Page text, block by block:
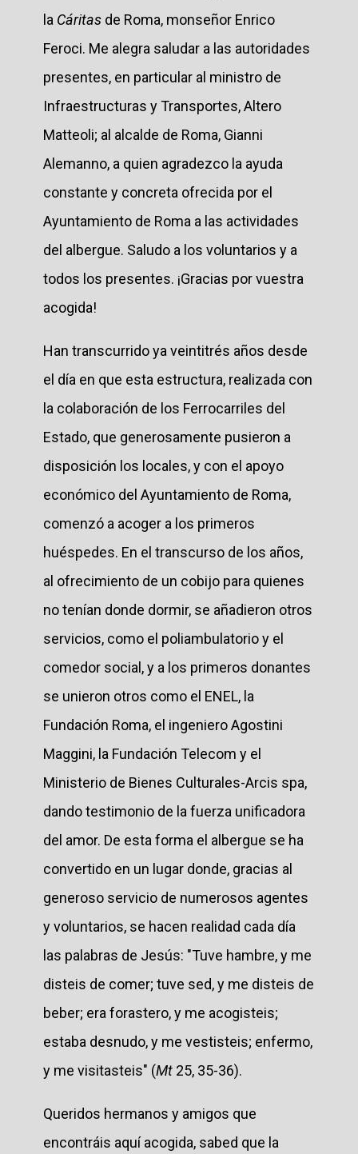
la Cáritas de Roma, monseñor Enrico
Feroci. Me alegra saludar a las autoridades
presentes, en particular al ministro de
Infraestructuras y Transportes, Altero
Matteoli; al alcalde de Roma, Gianni
Alemanno, a quien agradezco la ayuda
constante y concreta ofrecida por el
Ayuntamiento de Roma a las actividades
del albergue. Saludo a los voluntarios y a
todos los presentes. ¡Gracias por vuestra
acogida!
Han transcurrido ya veintitrés años desde
el día en que esta estructura, realizada con
la colaboración de los Ferrocarriles del
Estado, que generosamente pusieron a
disposición los locales, y con el apoyo
económico del Ayuntamiento de Roma,
comenzó a acoger a los primeros
huéspedes. En el transcurso de los años,
al ofrecimiento de un cobijo para quienes
no tenían donde dormir, se añadieron otros
servicios, como el poliambulatorio y el
comedor social, y a los primeros donantes
se unieron otros como el ENEL, la
Fundación Roma, el ingeniero Agostini
Maggini, la Fundación Telecom y el
Ministerio de Bienes Culturales-Arcis spa,
dando testimonio de la fuerza unificadora
del amor. De esta forma el albergue se ha
convertido en un lugar donde, gracias al
generoso servicio de numerosos agentes
y voluntarios, se hacen realidad cada día
las palabras de Jesús: "Tuve hambre, y me
disteis de comer; tuve sed, y me disteis de
beber; era forastero, y me acogisteis;
estaba desnudo, y me vestisteis; enfermo,
y me visitasteis" (Mt 25, 35-36).
Queridos hermanos y amigos que
encontráis aquí acogida, sabed que la